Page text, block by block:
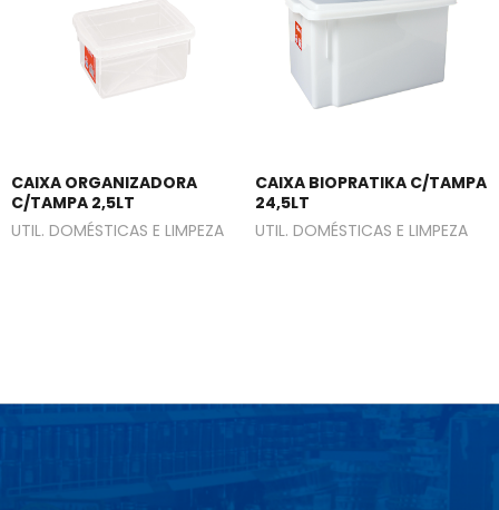
CAIXA ORGANIZADORA
C/TAMPA 2,5LT
UTIL. DOMÉSTICAS E LIMPEZA
CAIXA BIOPRATIKA C/TAMPA
24,5LT
UTIL. DOMÉSTICAS E LIMPEZA